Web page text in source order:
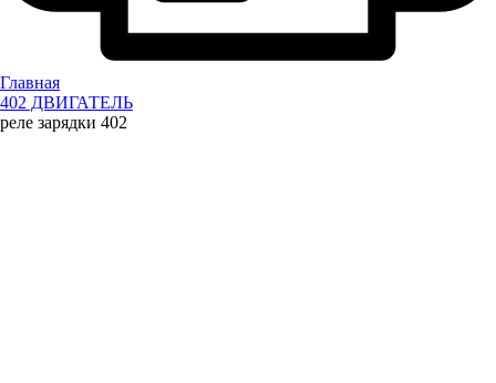
Главная
402 ДВИГАТЕЛЬ
реле зарядки 402